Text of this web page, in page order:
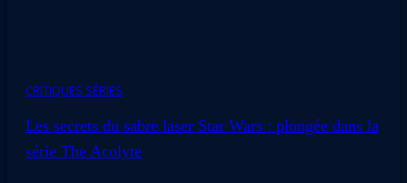
CRITIQUES SÉRIES
Les secrets du sabre laser Star Wars : plongée dans la
série The Acolyte